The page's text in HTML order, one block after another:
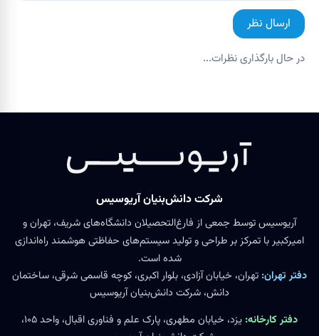
ارسال نظر
در حال بارگذاری نظرات...
شرکت دانش‌بنیان آریوسیس
آریوسیس توسط جمعی از فارغ‌التحصیلان دانشگاه‌های شریف، تهران و
امیرکبیر با تمرکز بر طراحی و تولید سیستم‌های حفاظتی هوشمند راه‌اندازی
شده است.
دفتر تهران: تهران، خیابان آزادی، بلوار اکبری، کوچه قاسمی شرقی، ساختمان
دانش، شرکت دانش‌بنیان آریوسیس
دفتر کارخانه:
یزد، خیابان مطهری، پارک علم و فناوری اقبال، واحد ۱۰۵،